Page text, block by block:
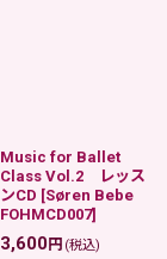
Music for Ballet
Class Vol.2 レッス
ンCD [Søren Bebe
FOHMCD007]
3,600円 (税込)